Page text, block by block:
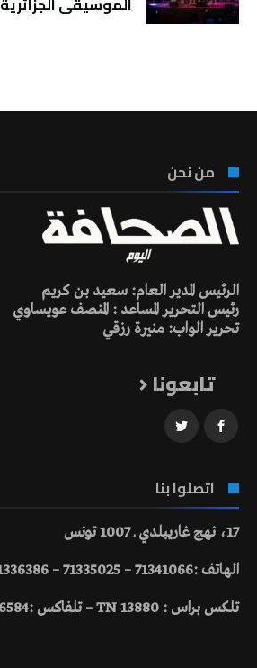
من نحن
الرئيس المدير العام: سعيد بن كريم
رئيس التحرير المساعد : المنصف عويساوي
تحرير الواب: منيرة رزقي
تابعونا
اتصلوا بنا
17، نهج غاريبلدي ـ 1007 تونس
الهاتف :71341066 – 71335025 – 71336386
تلكس براس : 13880 TN – تلفاكس :71336584